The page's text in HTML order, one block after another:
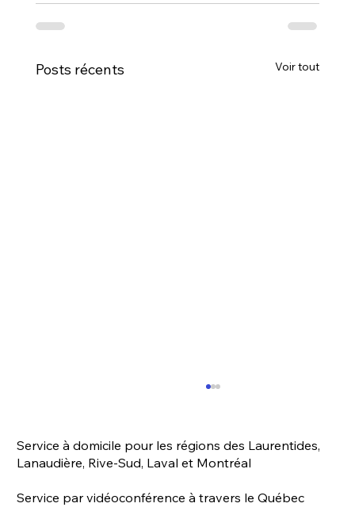
Posts récents Voir tout
Service à domicile pour les régions des Laurentides,
Lanaudière, Rive-Sud, Laval et Montréal
Service par vidéoconférence à travers le Québec